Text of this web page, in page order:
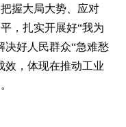
握大局大势、应对
，扎实开展好“我为
决好人民群众“急难愁
效，体现在推动工业